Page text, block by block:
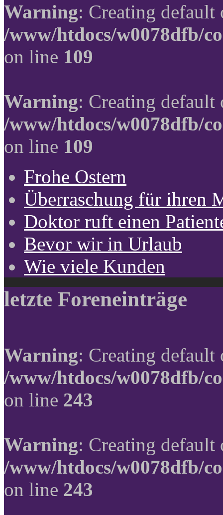
Warning: Creating
/www/htdocs/w0078dfb/
on line 109
Warning: Creating
/www/htdocs/w0078dfb/
on line 109
Frohe Ostern
Überraschung für ihren
Doktor ruft einen
Bevor wir in Urlaub
Wie viele Kunden
letzte Foreneinträge
Warning: Creating
/www/htdocs/w0078dfb/
on line 243
Warning: Creating
/www/htdocs/w0078dfb/
on line 243